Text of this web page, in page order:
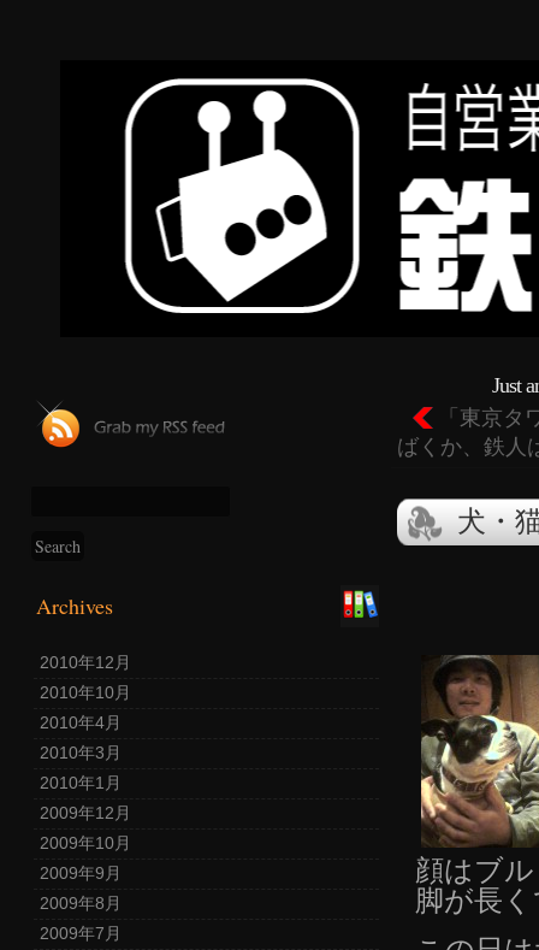
Just
Archives
2010年12月
2010年10月
2010年4月
2010年3月
2010年1月
2009年12月
2009年10月
2009年9月
2009年8月
2009年7月
「東京
ばくか、鉄人
犬・
顔はブ
脚が長